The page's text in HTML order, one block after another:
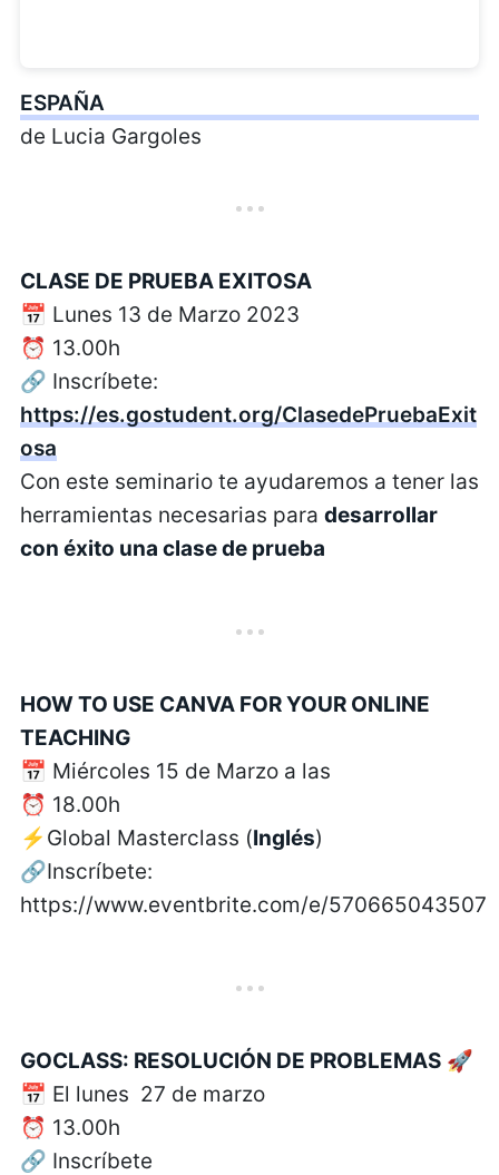
ESPAÑA
de Lucia Gargoles
CLASE DE PRUEBA EXITOSA
📅 Lunes 13 de Marzo 2023
⏰ 13.00h
🔗 Inscríbete:
https://es.gostudent.org/ClasedePruebaExit
osa
Con este seminario te ayudaremos a tener las
herramientas necesarias para desarrollar
con éxito una clase de prueba
HOW TO USE CANVA FOR YOUR ONLINE
TEACHING
📅 Miércoles 15 de Marzo a las
⏰ 18.00h
⚡Global Masterclass (Inglés)
🔗Inscríbete:
https://www.eventbrite.com/e/570665043507
GOCLASS: RESOLUCIÓN DE PROBLEMAS🚀
📅 El lunes 27 de marzo
⏰ 13.00h
🔗 Inscríbete